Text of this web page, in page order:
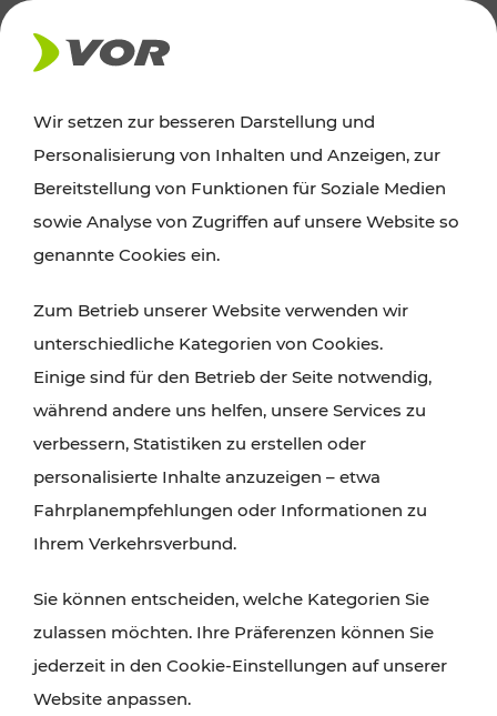
AKTUELLES
Ausflugstipps
Wien, Niederösterreich und das Burgenland
Wanderungen, Kultur und Gastronomie,
Radtouren oder purer Naturgenuss – viele
Attraktionen sind mit den Ticket- und Fahrplan-
Angeboten des VOR gut und schnell erreichbar.
Wir setzen zur besseren Darstellung und
Personalisierung von Inhalten und Anzeigen, zur
Bereitstellung von Funktionen für Soziale Medien
sowie Analyse von Zugriffen auf unsere Website so
genannte Cookies ein.
Zum Betrieb unserer Website verwenden wir
unterschiedliche Kategorien von Cookies.
Einige sind für den Betrieb der Seite notwendig,
während andere uns helfen, unsere Services zu
verbessern, Statistiken zu erstellen oder
personalisierte Inhalte anzuzeigen – etwa
Fahrplanempfehlungen oder Informationen zu
Ihrem Verkehrsverbund.
Sie können entscheiden, welche Kategorien Sie
zulassen möchten. Ihre Präferenzen können Sie
jederzeit in den Cookie-Einstellungen auf unserer
Website anpassen.